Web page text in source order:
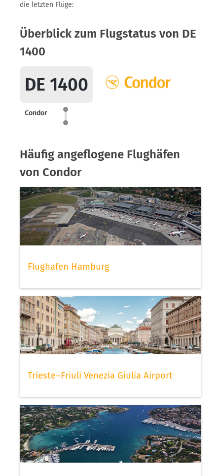
die letzten Flüge:
Überblick zum Flugstatus von DE
1400
DE 1400
Condor
Häufig angeflogene Flughäfen
von Condor
Flughafen Hamburg
Trieste–Friuli Venezia Giulia Airport